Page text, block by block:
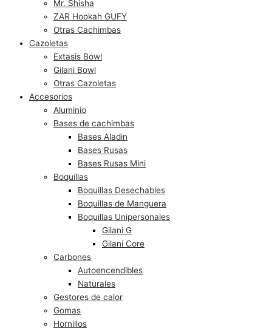
Mr. Shisha
ZAR Hookah GUFY
Otras Cachimbas
Cazoletas
Extasis Bowl
Gilani Bowl
Otras Cazoletas
Accesorios
Aluminio
Bases de cachimbas
Bases Aladin
Bases Rusas
Bases Rusas Mini
Boquillas
Boquillas Desechables
Boquillas de Manguera
Boquillas Unipersonales
Gilani G
Gilani Core
Carbones
Autoencendibles
Naturales
Gestores de calor
Gomas
Hornillos